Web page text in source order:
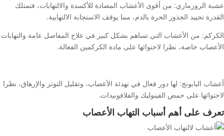
عشبة الروزماري: من أقوى الأعشاب المضادة للأكسدة والالتهابات، فتمتلك
القدرة تحييد الجذور الحرة بالدم، مما يوقف الاستجابة الالتهابية.
الكركم: من الأعشاب التي تساهم بشكل كبير في علاج المفاصل عامة والتهابات
الأعصاب خاصة، نظرا لاحتوائها على مادة الكركمين الفعالة.
أعشاب البابونج: لها دور فعال في تهدئة الأعصاب، وتقليل التوتر والإرهاق، نظرا
لاحتوائها على حمض الفينوليك والفلافونيدات.
تعرف على أهم أسباب التهاب الأعصاب